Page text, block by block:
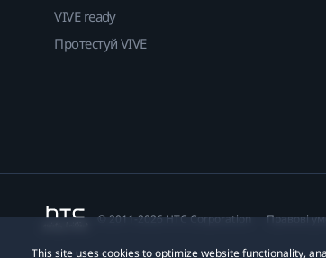
This site uses cookies to optimize website functionality,
VIVE ready
Протестуй VIVE
© 2011-2026 HTC Corporation Правові